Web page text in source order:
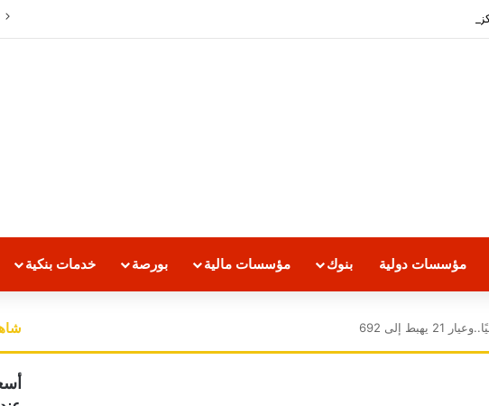
بين البنوك منذ بداية 2026
مؤسسات دولية بنوك مؤسسات مالية بورصة خدمات بنكية